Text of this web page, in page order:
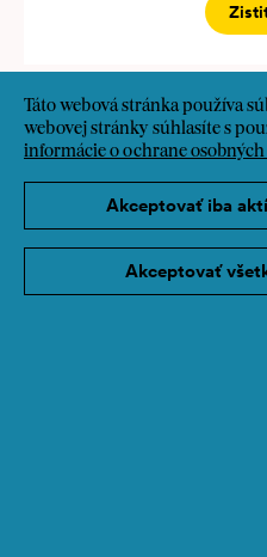
Táto webová stránka používa
webovej stránky súhlasíte s
informácie o ochrane
Akceptovať iba
Akceptovať
Novinky
decembra
prihlásiť svoj projekt na
srdečne vás pozývame